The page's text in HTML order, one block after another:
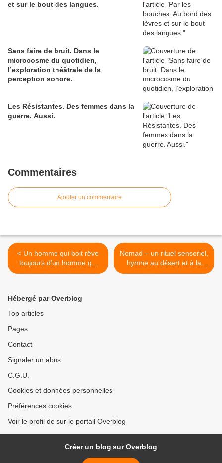
et sur le bout des langues.
Sans faire de bruit. Dans le
microcosme du quotidien,
l’exploration théâtrale de la
perception sonore.
Les Résistantes. Des femmes dans la
guerre. Aussi.
Commentaires
Ajouter un commentaire
< Un homme qui boit rêve
toujours d’un homme qui
l'écoute. Un hymne à une
Nomad – un rituel sensoriel,
hymne au désert et à la
résilience, saisissant ! >
Hébergé par Overblog
Top articles
Pages
Contact
Signaler un abus
C.G.U.
Cookies et données personnelles
Préférences cookies
Voir le profil de sur le portail Overblog
Créer un blog sur Overblog